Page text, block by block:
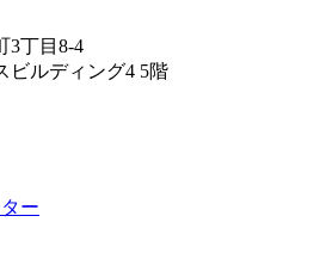
3丁目8-4
ビルディング4 5階
ー